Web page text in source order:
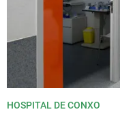
HOSPITAL DE CONXO